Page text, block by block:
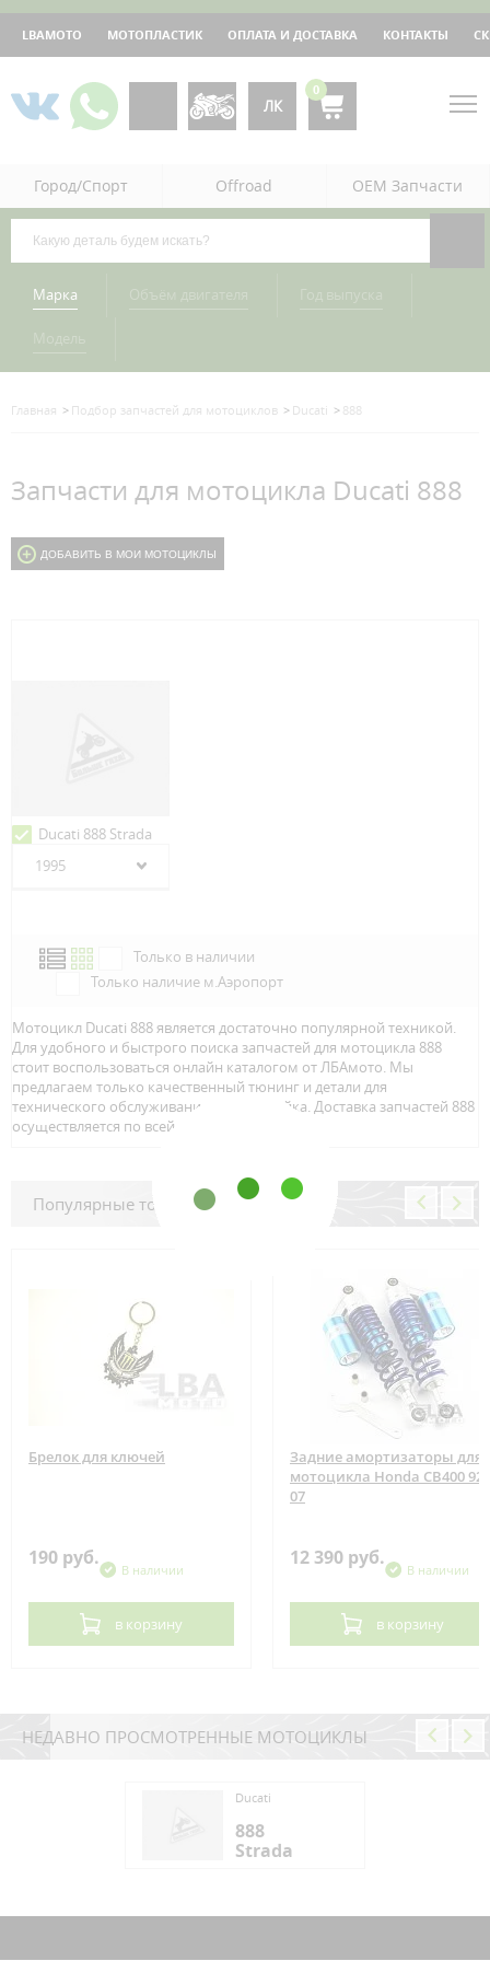
LBAMOTO МОТОПЛАСТИК ОПЛАТА И ДОСТАВКА КОНТАКТЫ
ЛК
0
Город/Спорт Offroad OEM Запчасти
Марка
Главная Подбор запчастей для мотоциклов Ducati 888
Запчасти для мотоцикла Ducati 888
ДОБАВИТЬ В МОИ МОТОЦИКЛЫ
Ducati 888 Strada
1995
Только в наличии
Только наличие м.Аэропорт
Мотоцикл Ducati 888 является достаточно популярной техникой.
Для удобного и быстрого поиска запчастей для мотоцикла 888
стоит воспользоваться онлайн каталогом от ЛБАмото. Мы
предлагаем только качественный тюнинг и детали для
технического обслуживание вашего байка. Доставка запчастей 888
осуществляется по всей Росcии.
Популярные товары
Брелок для ключей
190 руб.
В наличии
в корзину
Задние амортизаторы для
мотоцикла Honda CB400 92-
07
12 390 руб.
В наличии
в корзину
НЕДАВНО ПРОСМОТРЕННЫЕ МОТОЦИКЛЫ
Ducati
888
Strada